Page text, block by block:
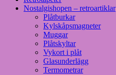
Nostalgishopen – retroartiklar
Plåtburkar
Kylskåpsmagneter
Muggar
Plåtskyltar
Vykort i plåt
Glasunderlägg
Termometrar